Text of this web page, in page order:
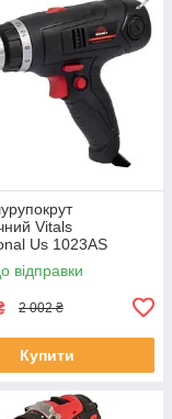
Vitals
Us 1023AS
відправки
2 002 ₴
Купити